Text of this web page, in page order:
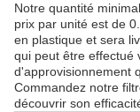
Notre quantité
prix par unité est de
en plastique et sera
qui peut être effectué
d'approvisionnement
Commandez notre
découvrir son